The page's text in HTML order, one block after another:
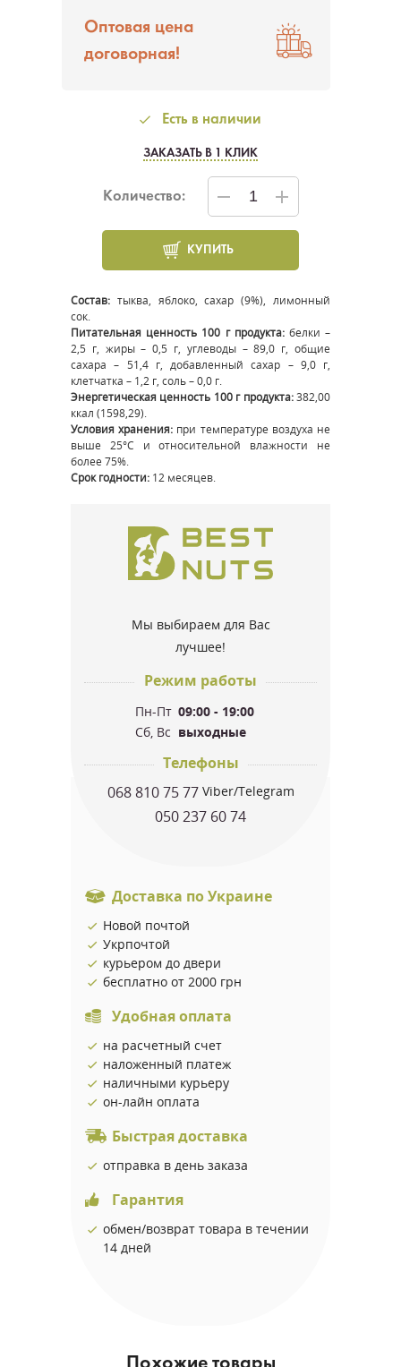
Оптовая цена
договорная!
Есть в наличии
ЗАКАЗАТЬ В 1 КЛИК
Количество:
КУПИТЬ
Состав: тыква, яблоко, сахар (9%), лимонный
сок.
Питательная ценность 100 г продукта:белки –
2,5 г, жиры – 0,5 г, углеводы – 89,0 г, общие
сахара – 51,4 г, добавленный сахар – 9,0 г,
клетчатка – 1,2 г, соль – 0,0 г.
Энергетическая ценность 100 г продукта:382,00
ккал (1598,29).
Условия хранения: при температуре воздуха не
выше 25°С и относительной влажности не
более 75%.
Срок годности: 12 месяцев.
Мы выбираем для Вас
лучшее!
Режим работы
Пн-Пт 09:00 - 19:00
Сб, Вс выходные
Телефоны
068 810 75 77Viber/Telegram
050 237 60 74
Доставка по Украине
Новой почтой
Укрпочтой
курьером до двери
бесплатно от 2000 грн
Удобная оплата
на расчетный счет
наложенный платеж
наличными курьеру
он-лайн оплата
Быстрая доставка
отправка в день заказа
Гарантия
обмен/возврат товара в течении
14 дней